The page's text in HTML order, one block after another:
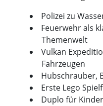
Polizei zu
Feuerwehr als
Themenwelt
Vulkan
Fahrzeugen
Hubschrauber,
Erste Lego
Duplo für